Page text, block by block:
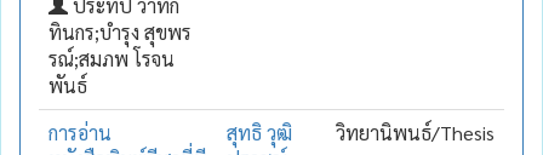
ทินกร;บำรุง สุขพร
รณ์;สมภพ โรจน
พันธ์
การอ่าน
สุทธิ วุฒิ
วิทยานิพนธ์/Thesis